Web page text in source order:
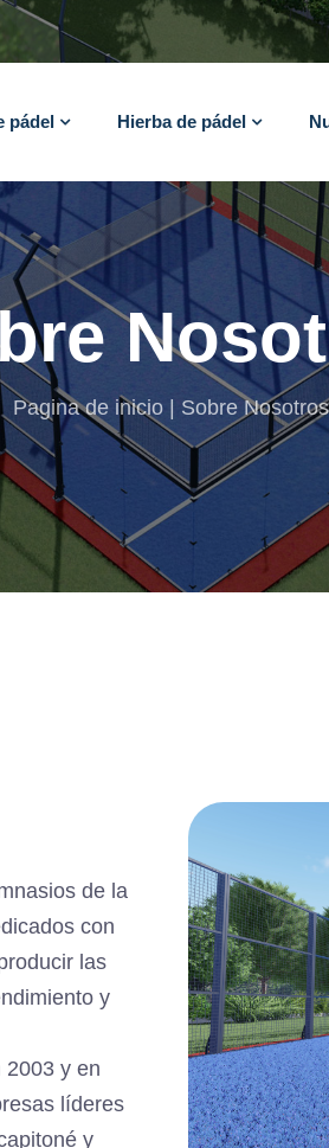
pádel Hierba de pádel
Pagina de inicio Sobre Nosotros
de la
con
las
y
2003 y en
líderes
y